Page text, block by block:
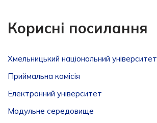
Корисні посилання
Хмельницький національний університет
Приймальна комісія
Електронний університет
Модульне середовище